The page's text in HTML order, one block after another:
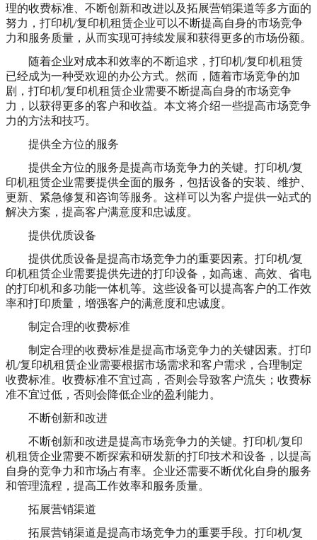
理的收费标准、不断创新和改进以及拓展营销渠道等多方面的
努力，打印机/复印机租赁企业可以不断提高自身的市场竞争
力和服务质量，从而实现可持续发展和获得更多的市场份额。
随着企业对成本和效率的不断追求，打印机/复印机租赁
已经成为一种受欢迎的办公方式。然而，随着市场竞争的加
剧，打印机/复印机租赁企业需要不断提高自身的市场竞争
力，以获得更多的客户和收益。本文将介绍一些提高市场竞争
力的方法和技巧。
提供全方位的服务
提供全方位的服务是提高市场竞争力的关键。打印机/复
印机租赁企业需要提供全面的服务，包括设备的安装、维护、
更新、紧急修复和咨询等服务。这样可以为客户提供一站式的
解决方案，提高客户满意度和忠诚度。
提供优质设备
提供优质设备是提高市场竞争力的重要因素。打印机/复
印机租赁企业需要提供先进的打印设备，如高速、高效、省电
的打印机和多功能一体机等。这些设备可以提高客户的工作效
率和打印质量，增强客户的满意度和忠诚度。
制定合理的收费标准
制定合理的收费标准是提高市场竞争力的关键因素。打印
机/复印机租赁企业需要根据市场需求和客户需求，合理制定
收费标准。收费标准不宜过高，否则会导致客户流失；收费标
准不宜过低，否则会降低企业的盈利能力。
不断创新和改进
不断创新和改进是提高市场竞争力的关键。打印机/复印
机租赁企业需要不断探索和研发新的打印技术和设备，以提高
自身的竞争力和市场占有率。企业还需要不断优化自身的服务
和管理流程，提高工作效率和服务质量。
拓展营销渠道
拓展营销渠道是提高市场竞争力的重要手段。打印机/复